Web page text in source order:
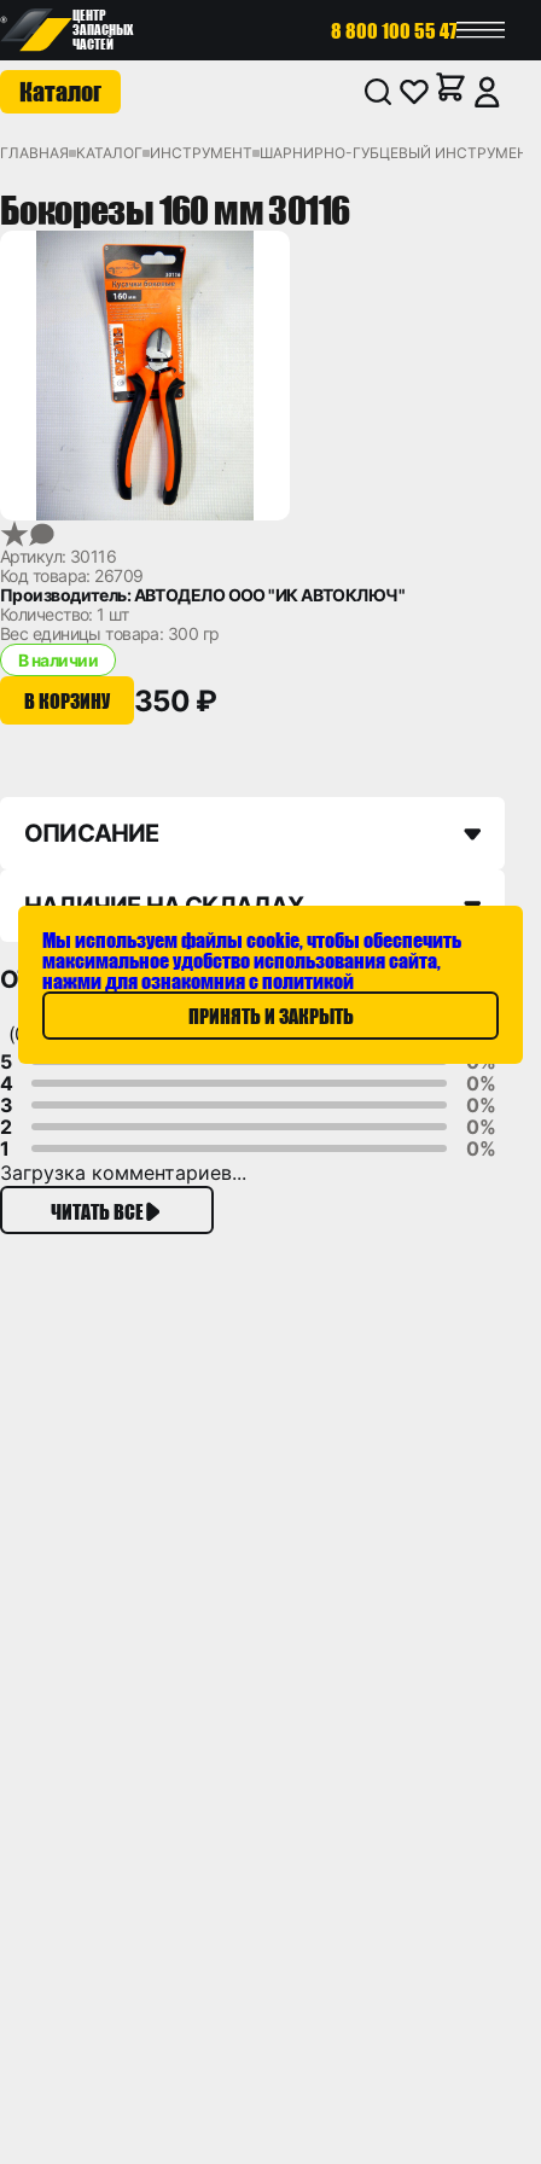
ЦЕНТР
ЗАПАСНЫХ
ЧАСТЕЙ
8 800 100 55 47
Каталог
ГЛАВНАЯ КАТАЛОГ ИНСТРУМЕНТ ШАРНИРНО-ГУБЦЕВЫЙ ИНСТРУМЕНТ
Бокорезы 160 мм 30116
Артикул: 30116
Код товара: 26709
Производитель: АВТОДЕЛО ООО "ИК АВТОКЛЮЧ"
Количество: 1 шт
Вес единицы товара: 300 гр
В наличии
В КОРЗИНУ 350 ₽
ОПИСАНИЕ
НАЛИЧИЕ НА СКЛАДАХ
ОТЗЫВЫ
(0)
5
0%
4
0%
3
0%
2
0%
1
0%
Загрузка комментариев...
ЧИТАТЬ ВСЕ
Мы используем файлы cookie, чтобы обеспечить
максимальное удобство использования сайта,
нажми для ознакомния с политикой
ПРИНЯТЬ И ЗАКРЫТЬ